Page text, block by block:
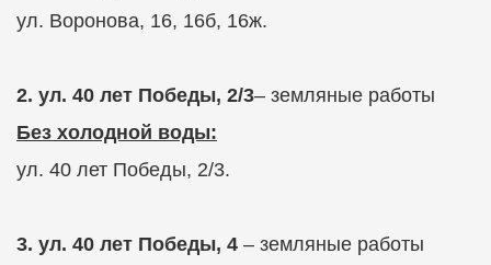
ул. Воронова, 16, 16б, 16ж.
2. ул. 40 лет Победы, 2/3– земляные работы
Без холодной воды:
ул. 40 лет Победы, 2/3.
3. ул. 40 лет Победы, 4 – земляные работы